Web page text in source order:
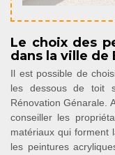
Le choix des
dans la ville de
Il est possible de
les dessous de toit
Rénovation Génarale.
conseiller les
matériaux qui forment
les peintures